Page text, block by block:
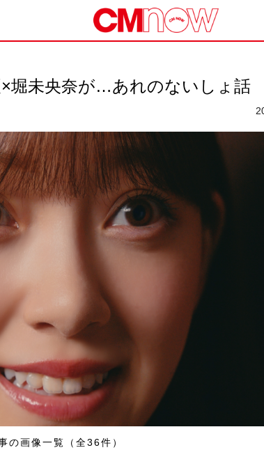
堀未央奈が…あれのないしょ話
の画像一覧（全36件）